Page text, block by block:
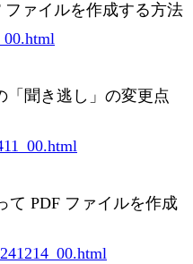
ファイルを作成する方法
「聞き逃し」の変更点
て PDF ファイルを作成